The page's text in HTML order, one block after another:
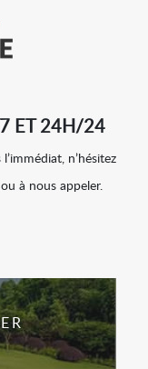
ET 24H/24
n’hésitez
à nous appeler.